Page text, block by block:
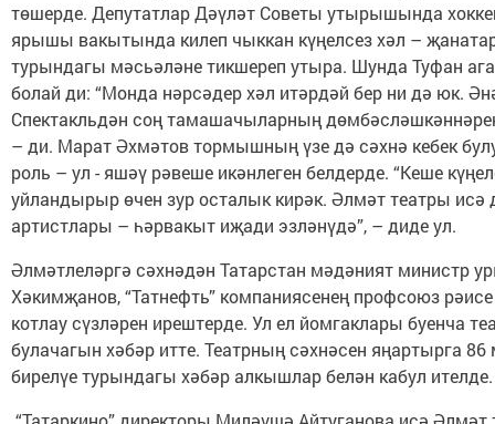
төшерде. Депутатлар Дәүләт Советы утырышында
ярышы вакытында килеп чыккан күңелсез хәл –
турындагы мәсьәләне тикшереп утыра. Шунда Туфан
болай ди: “Монда нәрсәдер хәл итәрдәй бер ни дә юк.
Спектакльдән соң тамашачыларның
– ди. Марат Әхмәтов тормышның үзе дә сәхнә кебек
роль – ул - яшәү рәвеше икәнлеген белдерде. “Кеше
уйландырыр өчен зур осталык кирәк. Әлмәт театры исә
артистлары – һәрвакыт иҗади эзләнүдә”, – диде ул.
Әлмәтлеләргә сәхнәдән Татарстан мәдәният министр
Хәкимҗанов, “Татнефть” компаниясенең профсоюз
котлау сүзләрен ирештерде. Ул ел йомгаклары буенча
булачагын хәбәр итте. Театрның сәхнәсен яңартырга
бирелүе турындагы хәбәр алкышлар белән кабул ителде.